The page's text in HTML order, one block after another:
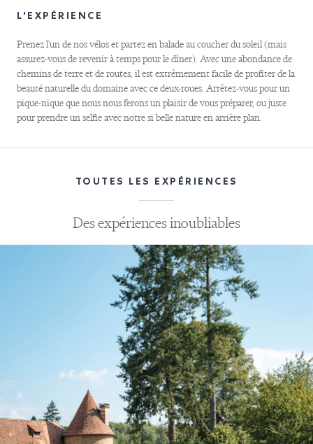
L'EXPÉRIENCE
Prenez l'un de nos vélos et partez en balade au coucher du soleil (mais
assurez-vous de revenir à temps pour le dîner). Avec une abondance de
chemins de terre et de routes, il est extrêmement facile de profiter de la
beauté naturelle du domaine avec ce deux-roues. Arrêtez-vous pour un
pique-nique que nous nous ferons un plaisir de vous préparer, ou juste
pour prendre un selfie avec notre si belle nature en arrière plan.
et
TOUTES LES EXPÉRIENCES
Des expériences inoubliables